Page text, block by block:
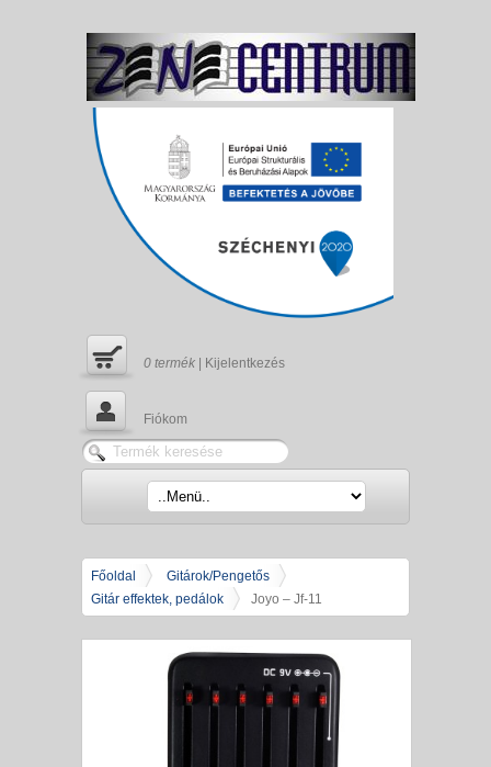
0 termék Kijelentkezés
Fiókom
Főoldal
Gitárok/Pengetős
Gitár effektek, pedálok
Joyo – Jf-11